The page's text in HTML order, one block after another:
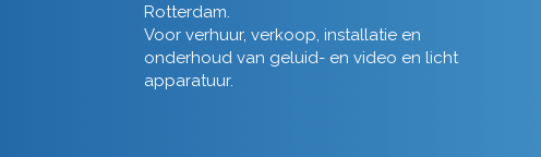
Rotterdam.
Voor verhuur, verkoop, installatie en
onderhoud van geluid- en video en licht
apparatuur.